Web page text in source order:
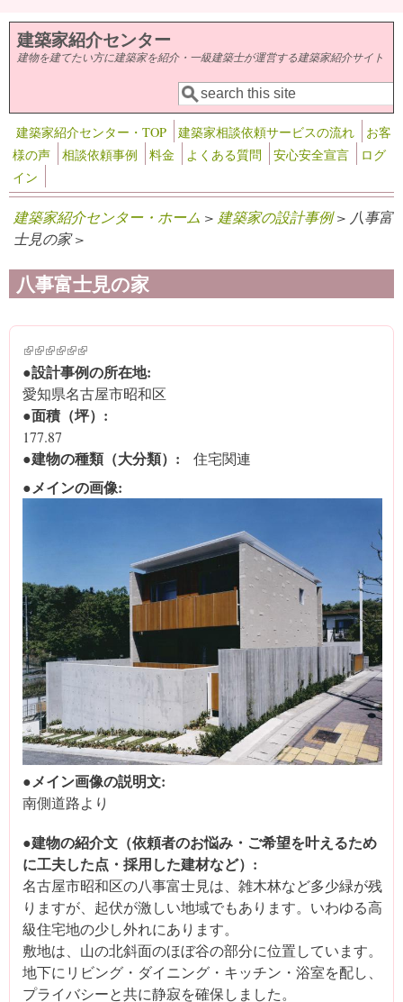
メインコンテンツに移動
建築家紹介センター
建物を建てたい方に建築家を紹介・一級建築士が運営する建築家紹介サイト
検索フォーム
検索
建築家紹介センター・TOP 建築家相談依頼サービスの流れ
お客
様の声
相談依頼事例 料金 よくある質問 安心安全宣言
ログ
イン
建築家紹介センター・ホーム > 建築家の設計事例> 八事富
士見の家 >
八事富士見の家
(link is external)
(link is external)
(link is external)
(link is external)
(link is external)
(link is external)
●設計事例の所在地:
愛知県名古屋市昭和区
●面積（坪）:
177.87
●建物の種類（大分類）: 住宅関連
●メインの画像:
●メイン画像の説明文:
南側道路より
●建物の紹介文（依頼者のお悩み・ご希望を叶えるため
に工夫した点・採用した建材など）:
名古屋市昭和区の八事富士見は、雑木林など多少緑が残
りますが、起伏が激しい地域でもあります。いわゆる高
級住宅地の少し外れにあります。
敷地は、山の北斜面のほぼ谷の部分に位置しています。
地下にリビング・ダイニング・キッチン・浴室を配し、
プライバシーと共に静寂を確保しました。